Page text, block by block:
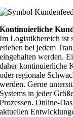
Kontinuierliche
Im Logistikbereich ist
erleben bei jedem
eingehalten werden.
daher kontinuierliche
oder regionale
werden. Gerne
Systems in jeder
Prozessen. Online-
aktuellen